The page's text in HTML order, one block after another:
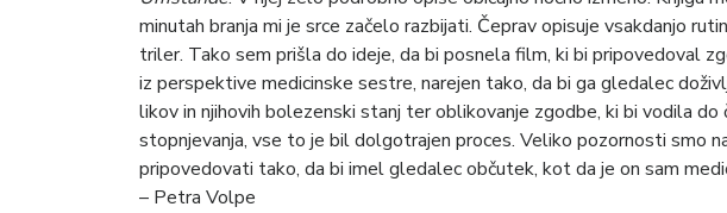
minutah branja mi je srce začelo razbijati. Čeprav opisuje vsakdanjo
triler. Tako sem prišla do ideje, da bi posnela film, ki bi pripovedoval
iz perspektive medicinske sestre, narejen tako, da bi ga gledalec
likov in njihovih bolezenski stanj ter oblikovanje zgodbe, ki bi vodila
stopnjevanja, vse to je bil dolgotrajen proces. Veliko pozornosti smo
pripovedovati tako, da bi imel gledalec občutek, kot da je on sam
– Petra Volpe